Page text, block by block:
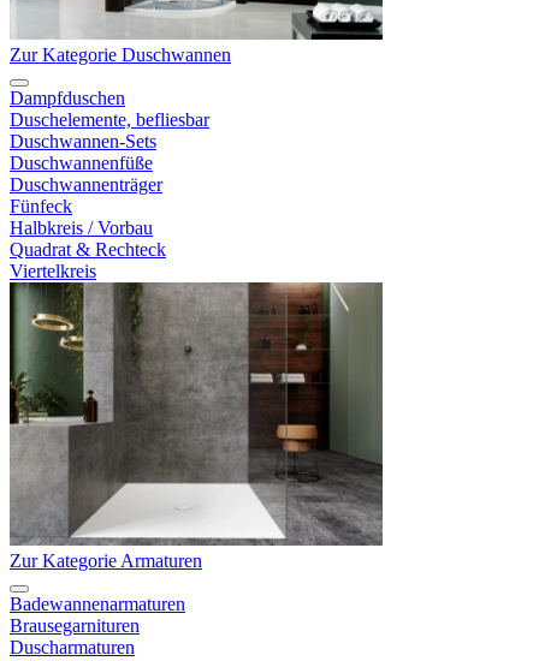
Zur Kategorie Duschwannen
Dampfduschen
Duschelemente, befliesbar
Duschwannen-Sets
Duschwannenfüße
Duschwannenträger
Fünfeck
Halbkreis / Vorbau
Quadrat & Rechteck
Viertelkreis
Zur Kategorie Armaturen
Badewannenarmaturen
Brausegarnituren
Duscharmaturen